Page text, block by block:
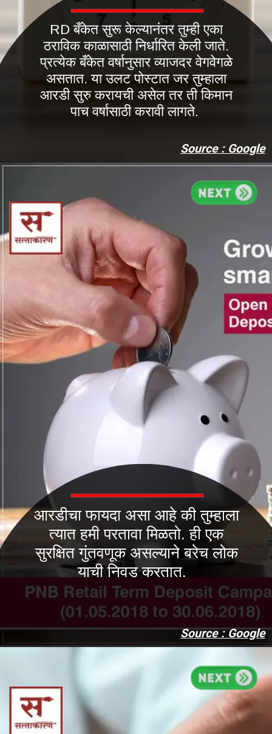
Source : Google
RD बँकेत सुरू केल्यानंतर तुम्ही एका
ठराविक काळासाठी निर्धारित केली जाते.
प्रत्येक बँकेत वर्षानुसार व्याजदर वेगवेगळे
असतात. या उलट पोस्टात जर तुम्हाला
आरडी सुरु करायची असेल तर ती किमान
पाच वर्षासाठी करावी लागते.
Source : Google
आरडीचा फायदा असा आहे की तुम्हाला
त्यात हमी परतावा मिळतो. ही एक
सुरक्षित गुंतवणूक असल्याने बरेच लोक
याची निवड करतात.